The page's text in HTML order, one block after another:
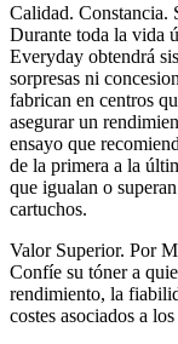
Calidad. Constancia.
Durante toda la vida
Everyday obtendrá
sorpresas ni
fabrican en centros
asegurar un
ensayo que
de la primera a la
que igualan o
cartuchos.
Valor Superior. Por
Confíe su tóner a
rendimiento, la
costes asociados a